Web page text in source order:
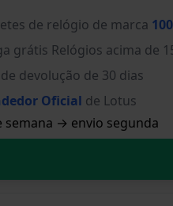
de relógio de marca
grátis Relógios acima de
devolução de 30 dias
Oficial de Lotus
semana → envio segunda